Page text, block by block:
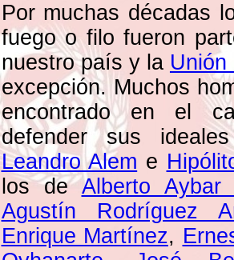
Por muchas décadas
fuego o filo fueron
nuestro país y la
excepción. Muchos
encontrado en el
defender sus
Leandro Alem e
los deAlberto Aybar
Agustín Rodríguez
Enrique Martínez,